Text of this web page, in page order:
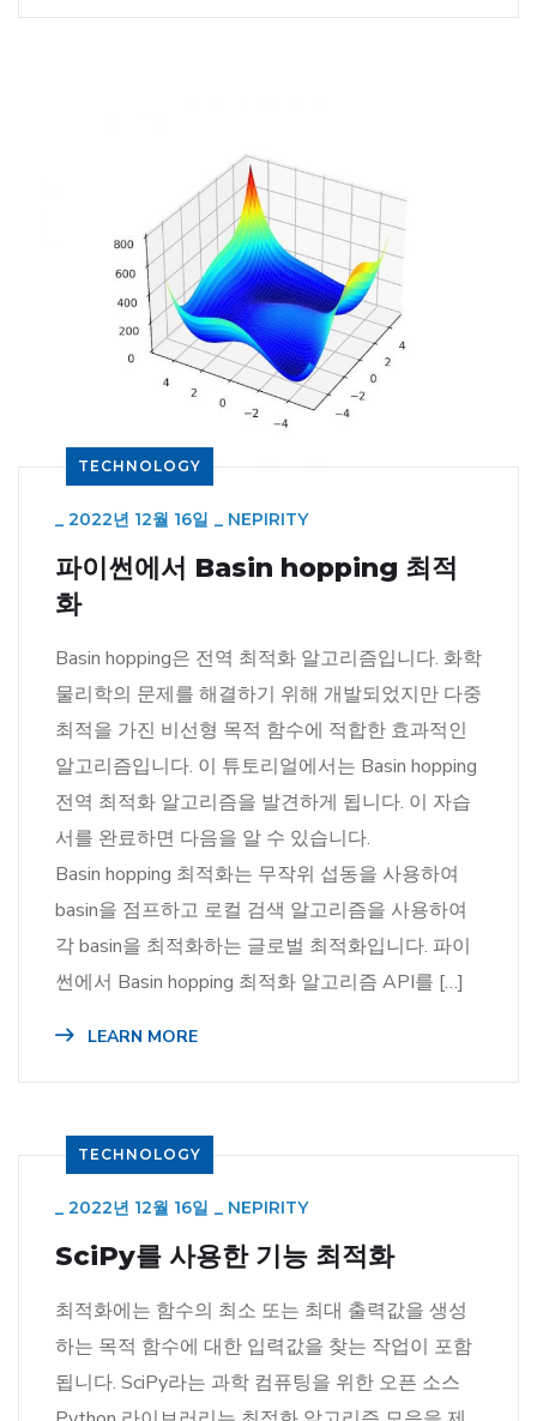
TECHNOLOGY
_ 2022년 12월 16일 _ NEPIRITY
파이썬에서 Basin hopping 최적
화
Basin hopping은 전역 최적화 알고리즘입니다. 화학
물리학의 문제를 해결하기 위해 개발되었지만 다중
최적을 가진 비선형 목적 함수에 적합한 효과적인
알고리즘입니다. 이 튜토리얼에서는 Basin hopping
전역 최적화 알고리즘을 발견하게 됩니다. 이 자습
서를 완료하면 다음을 알 수 있습니다.
Basin hopping 최적화는 무작위 섭동을 사용하여
basin을 점프하고 로컬 검색 알고리즘을 사용하여
각 basin을 최적화하는 글로벌 최적화입니다. 파이
썬에서 Basin hopping 최적화 알고리즘 API를 […]
LEARN MORE
TECHNOLOGY
_ 2022년 12월 16일 _ NEPIRITY
SciPy를 사용한 기능 최적화
최적화에는 함수의 최소 또는 최대 출력값을 생성
하는 목적 함수에 대한 입력값을 찾는 작업이 포함
됩니다. SciPy라는 과학 컴퓨팅을 위한 오픈 소스